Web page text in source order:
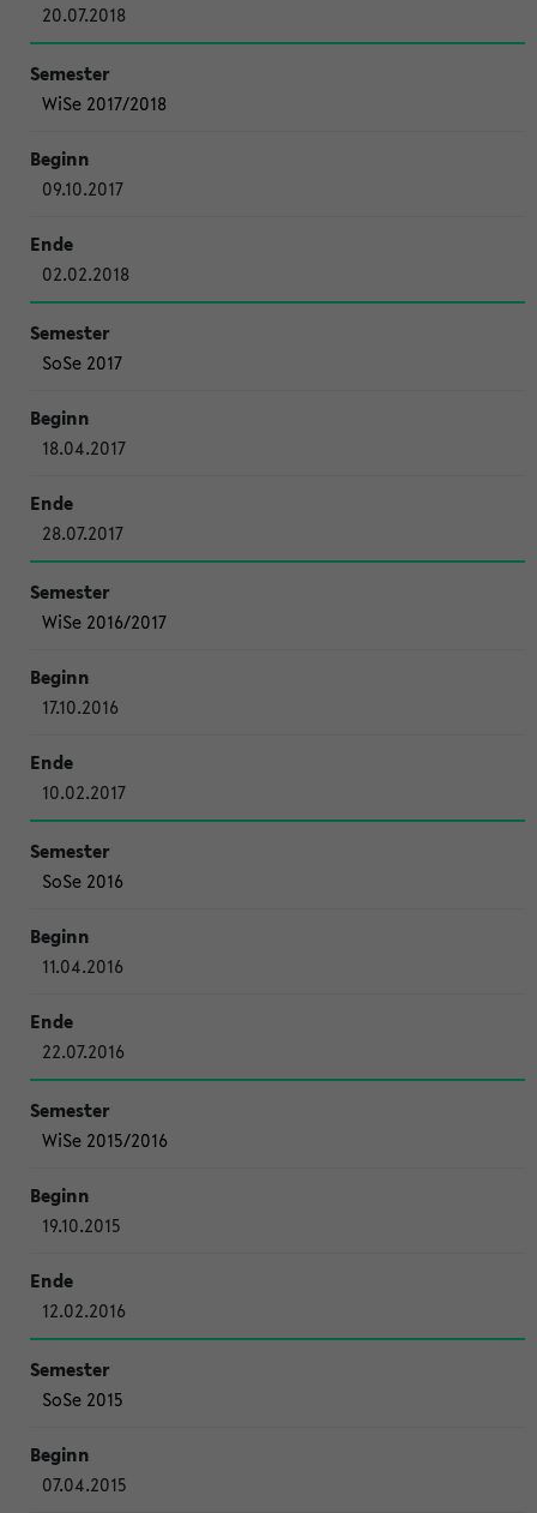
20.07.2018
WiSe 2017/2018
09.10.2017
02.02.2018
SoSe 2017
18.04.2017
28.07.2017
WiSe 2016/2017
17.10.2016
10.02.2017
SoSe 2016
11.04.2016
22.07.2016
WiSe 2015/2016
19.10.2015
12.02.2016
SoSe 2015
07.04.2015